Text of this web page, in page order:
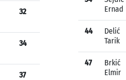
32
34
37
Ernad
44
Delić
Tarik
47
Brkić
Elmir